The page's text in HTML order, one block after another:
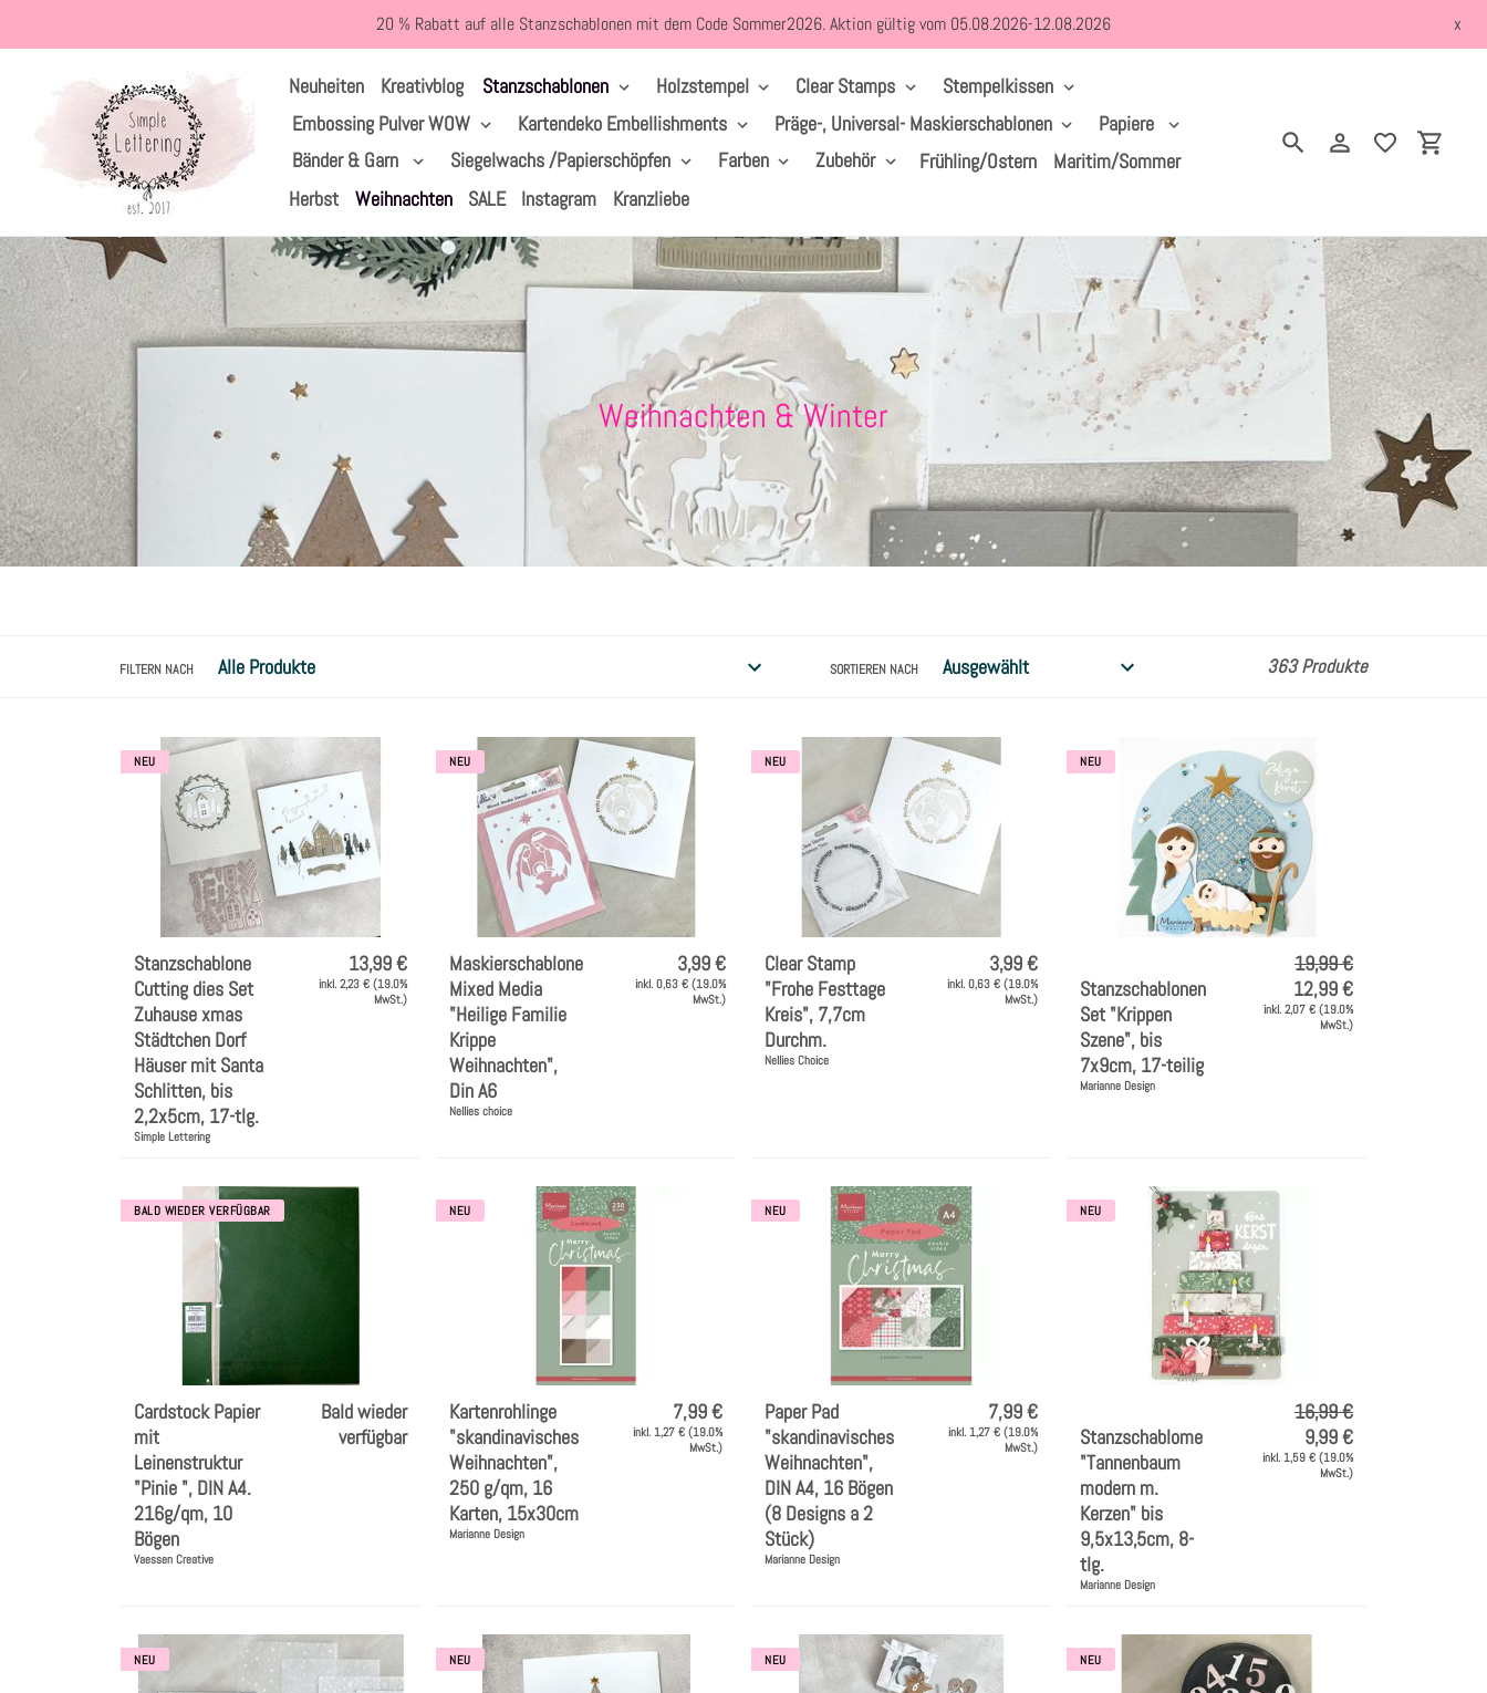
zum
20 % Rabatt auf alle Stanzschablonen mit dem Code Sommer2026. Aktion gültig vom 05.08.2026-12.08.2026 x
Neuheiten Kreativblog Stanzschablonen Holzstempel Clear Stamps
Stempelkissen
Embossing Pulver WOW
Kartendeko Embellishments Präge-, Universal- Maskierschablonen
Papiere
Bänder & Garn
Siegelwachs /Papierschöpfen Farben Zubehör Frühling/Ostern
Maritim/Sommer
Herbst
Weihnachten SALE Instagram Kranzliebe
SuchenEinloggen
Startseite Weihnachten & Winter
S
m
l
:
Weihnachten & Winter
FILTERN NACH SORTIEREN NACH 363 Produkte
NEU
Stanzschablone
Cutting dies Set
Zuhause xmas
Städtchen Dorf
Häuser mit Santa
Schlitten, bis
2,2x5cm, 17-tlg.
Simple Lettering
13,99 €
inkl. 2,23 € (19.0%
MwSt.)
NEU
Maskierschablone
Mixed Media
"Heilige Familie
Krippe
Weihnachten",
Din A6
Nellies choice
3,99 €
inkl. 0,63 € (19.0%
MwSt.)
NEU
Clear Stamp
"Frohe Festtage
Kreis", 7,7cm
Durchm.
Nellies Choice
3,99 €
inkl. 0,63 € (19.0%
MwSt.)
NEU
19,99 €
Stanzschablonen
Set "Krippen
Szene", bis
7x9cm, 17-teilig
Marianne Design
12,99 €
inkl. 2,07 € (19.0%
MwSt.)
BALD WIEDER VERFÜGBAR
Cardstock Papier
mit
Leinenstruktur
"Pinie ", DIN A4.
216g/qm, 10
Bögen
Vaessen Creative
Bald wieder
verfügbar
NEU
Kartenrohlinge
"skandinavisches
Weihnachten",
250 g/qm, 16
Karten, 15x30cm
Marianne Design
7,99 €
inkl. 1,27 € (19.0%
MwSt.)
NEU
Paper Pad
"skandinavisches
Weihnachten",
DIN A4, 16 Bögen
(8 Designs a 2
Stück)
Marianne Design
7,99 €
inkl. 1,27 € (19.0%
MwSt.)
NEU
16,99 €
Stanzschablome
"Tannenbaum
modern m.
Kerzen" bis
9,5x13,5cm, 8-
tlg.
Marianne Design
9,99 €
inkl. 1,59 € (19.0%
MwSt.)
NEU NEU NEU NEU